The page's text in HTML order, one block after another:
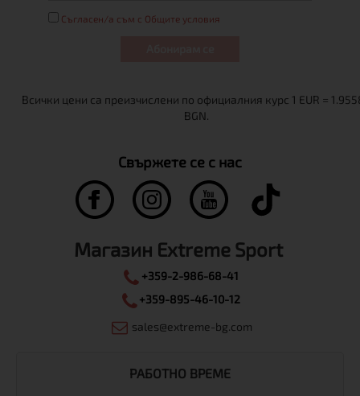
Съгласен/а съм с Общите условия
Свържете се с нас
Магазин Extreme Sport
+359-2-986-68-41
+359-895-46-10-12
sales@extreme-bg.com
РАБОТНО ВРЕМЕ